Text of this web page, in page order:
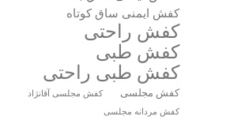
کفش ایمنی ساق کوتاه
کفش راحتی
کفش طبی
کفش طبی راحتی
کفش مجلسی کفش مجلسی آقانژاد
کفش مردانه مجلسی